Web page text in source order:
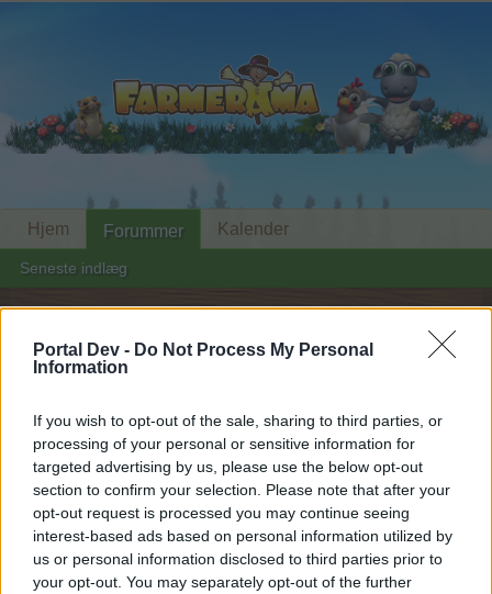
Portal Dev - Do Not Process My Personal
Information
If you wish to opt-out of the sale, sharing to third parties, or
processing of your personal or sensitive information for
targeted advertising by us, please use the below opt-out
section to confirm your selection. Please note that after your
opt-out request is processed you may continue seeing
interest-based ads based on personal information utilized by
us or personal information disclosed to third parties prior to
your opt-out. You may separately opt-out of the further
Bekendtgørelse
Glædelig Valentinsdag
Hej
Hvis du ønsker at deltage aktivt i Forum og
deltage i diskussioner eller ønsker at starte dine
egne tråde, skal du først logge ind i spillet.
Venligst registrer dig, hvis du ikke allerede har en
Hjem Forummer
Seneste indlæg
Kalender